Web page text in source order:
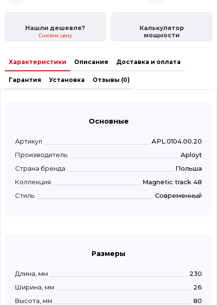
Нашли дешевле?
Снизим цену
Калькулятор
мощности
Характеристики Описание Доставка и оплата
Гарантия Установка Отзывы (0)
Основные
Артикул
APL.0104.00.20
Производитель
Aployt
Страна бренда
Польша
Коллекция
Magnetic track 48
Стиль
Современный
Размеры
Длина, мм
230
Ширина, мм
26
Высота, мм
80